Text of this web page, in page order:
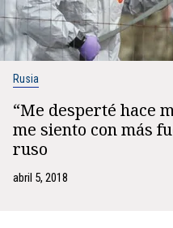
Rusia
“Me desperté hace
me siento con más
ruso
abril 5, 2018